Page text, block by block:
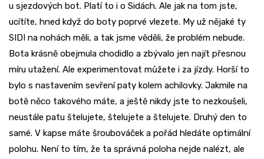
u sjezdových bot. Platí to i o Sidách. Ale jak na tom jste,
ucítíte, hned když do boty poprvé vlezete. My už nějaké ty
SIDI na nohách měli, a tak jsme věděli, že problém nebude.
Bota krásně obejmula chodidlo a zbývalo jen najít přesnou
míru utažení. Ale experimentovat můžete i za jízdy. Horší to
bylo s nastavením sevření paty kolem achilovky. Jakmile na
botě něco takového máte, a ještě nikdy jste to nezkoušeli,
neustále patu štelujete, štelujete a štelujete. Druhý den to
samé. V kapse máte šroubováček a pořád hledáte optimální
polohu. Není to tím, že ta správná poloha nejde nalézt, ale